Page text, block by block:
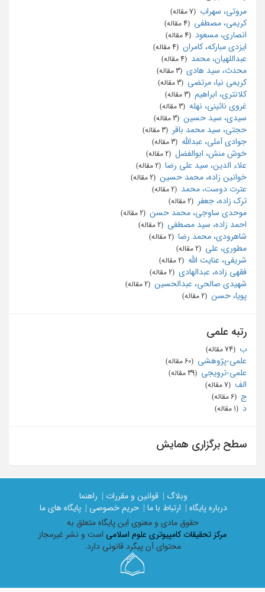
مروتی، سهراب
کریمی، مصطفی
انصاری، مسعود
ایزدی مبارکه، کامران
عبداللهیان، محمد
محدث، سید هادی
کریمی نیا، مرتضی
کلانتری، ابراهیم
غروی نائینی، نهله
سیدی، سید حسین
حجتی، سید محمد باقر
جوادی آملی، عبدالله
خوش منش، ابوالفضل
علاء الدین، سید علی رضا
خوانین زاده، محمد حسین
عترت دوست، محمد
ترک زاده، جعفر
موحدی ساوجی، محمد حسن
احمد زاده، سید مصطفی
شاهرودی، محمد رضا
مطوری، علی
شریفی، عنایت الله
فقهی زاده، عبدالهادی
شهیدی صالحی، عبدالحسین
پویا، حسن
رتبه علمی
ب
علمی-پژوهشی
علمی-ترویجی
الف
ج
د
سطح برگزاری همایش
وبلاگ | قوانین و مقررات |
راهنما
درباره پایگاه |
ارتباط با ما | حریم خصوصی |
پایگاه های ما
حقوق مادی و معنوی اين پايگاه متعلق به
مرکز تحقیقات کامپیوتری علوم اسلامی است و نشر غیرمجاز
محتوای آن پیگرد قانونی دارد.